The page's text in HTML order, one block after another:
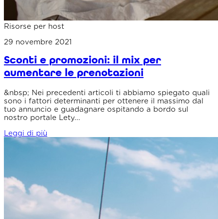
Risorse per host
29 novembre 2021
Sconti e promozioni: il mix per
aumentare le prenotazioni
&nbsp; Nei precedenti articoli ti abbiamo spiegato quali
sono i fattori determinanti per ottenere il massimo dal
tuo annuncio e guadagnare ospitando a bordo sul
nostro portale Lety...
Leggi di più